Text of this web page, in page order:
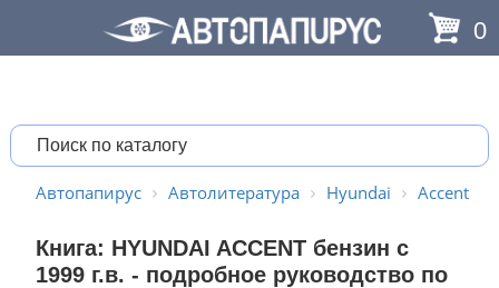
0
Автопапирус Автолитература Hyundai Accent
Книга: HYUNDAI ACCENT бензин с
1999 г.в. - подробное руководство по